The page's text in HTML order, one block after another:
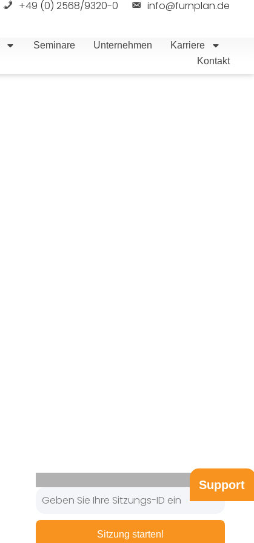
+49 (0) 2568/9320-0 info@furnplan.de
Seminare Unternehmen
Karriere
Kontakt
Sitzung starten!
Support